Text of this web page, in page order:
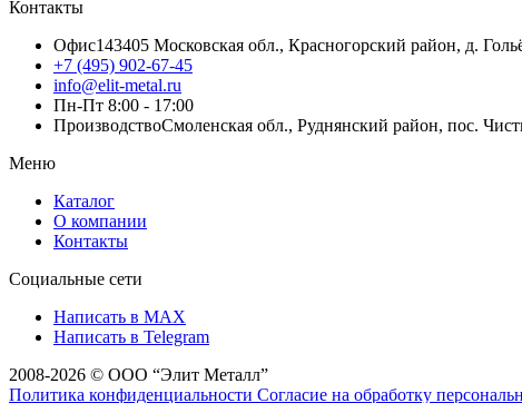
Контакты
Офис143405 Московская обл., Красногорский район, д.
+7 (495) 902-67-45
info@elit-metal.ru
Пн-Пт 8:00 - 17:00
ПроизводствоСмоленская обл., Руднянский район, пос.
Меню
Каталог
О компании
Контакты
Социальные сети
Написать в MAX
Написать в Telegram
2008-2026 © ООО “Элит Металл”
Политика конфиденциальности Согласие на обработку